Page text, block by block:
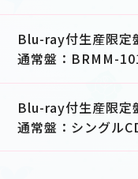
Blu-ray付生産限
通常盤：BRMM-
Blu-ray付生産限定
通常盤：シングル